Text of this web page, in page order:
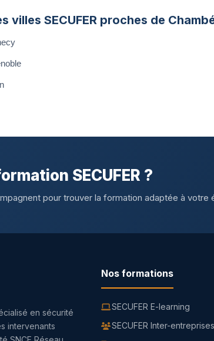
villes SECUFER proches de
SECUFER ?
pour trouver la formation adaptée à votre
en sécurité
intervenants
Nos formations
SECUFER E-learning
SECUFER Inter-entreprises